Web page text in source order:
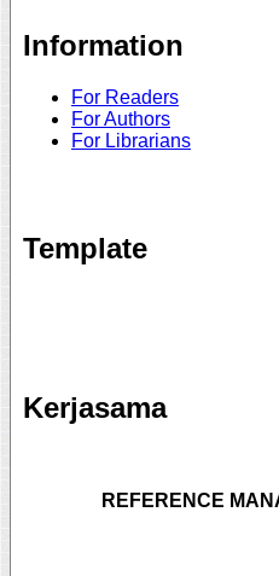
Information
For Readers
For Authors
For Librarians
Template
Kerjasama
REFERENCE